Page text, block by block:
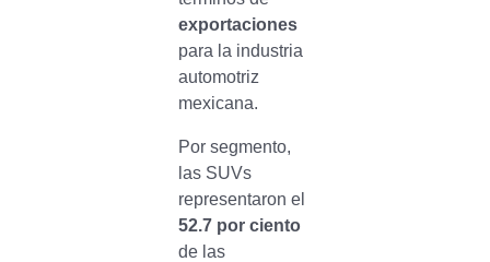
exportaciones
para la industria
automotriz
mexicana.
Por segmento,
las SUVs
representaron el
52.7 por ciento
de las